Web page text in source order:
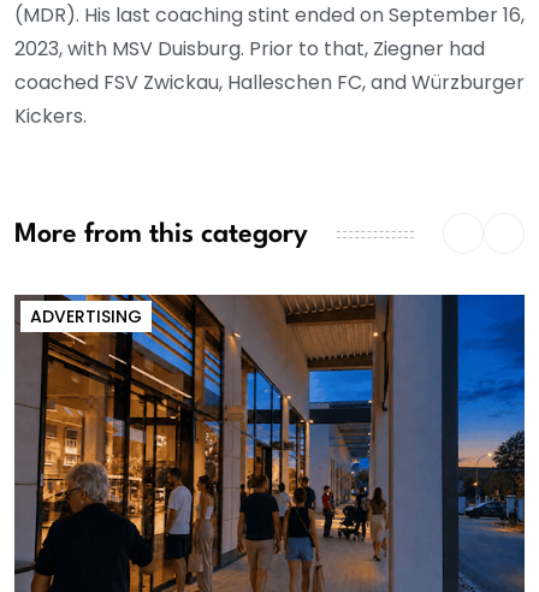
(MDR). His last coaching stint ended on September 16,
2023, with MSV Duisburg. Prior to that, Ziegner had
coached FSV Zwickau, Halleschen FC, and Würzburger
Kickers.
More from this category
ADVERTISING